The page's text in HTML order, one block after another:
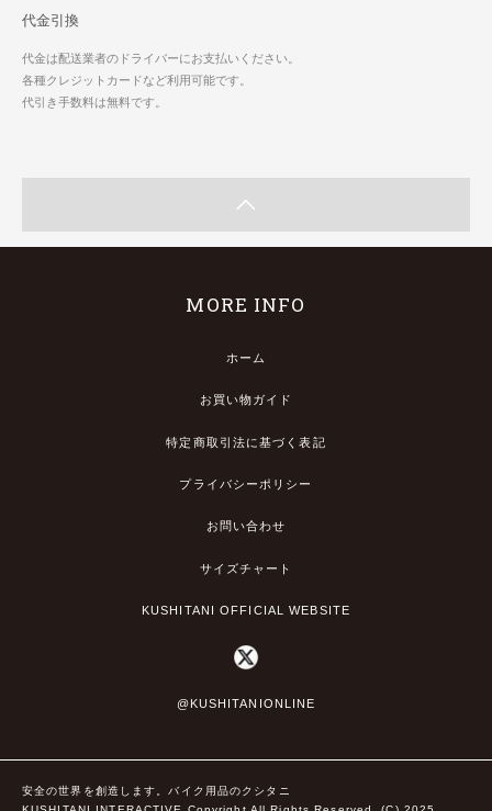
代金引換
代金は配送業者のドライバーにお支払いください。
各種クレジットカードなど利用可能です。
代引き手数料は無料です。
MORE INFO
ホーム
お買い物ガイド
特定商取引法に基づく表記
プライバシーポリシー
お問い合わせ
サイズチャート
KUSHITANI OFFICIAL WEBSITE
@KUSHITANIONLINE
安全の世界を創造します。バイク用品のクシタニ